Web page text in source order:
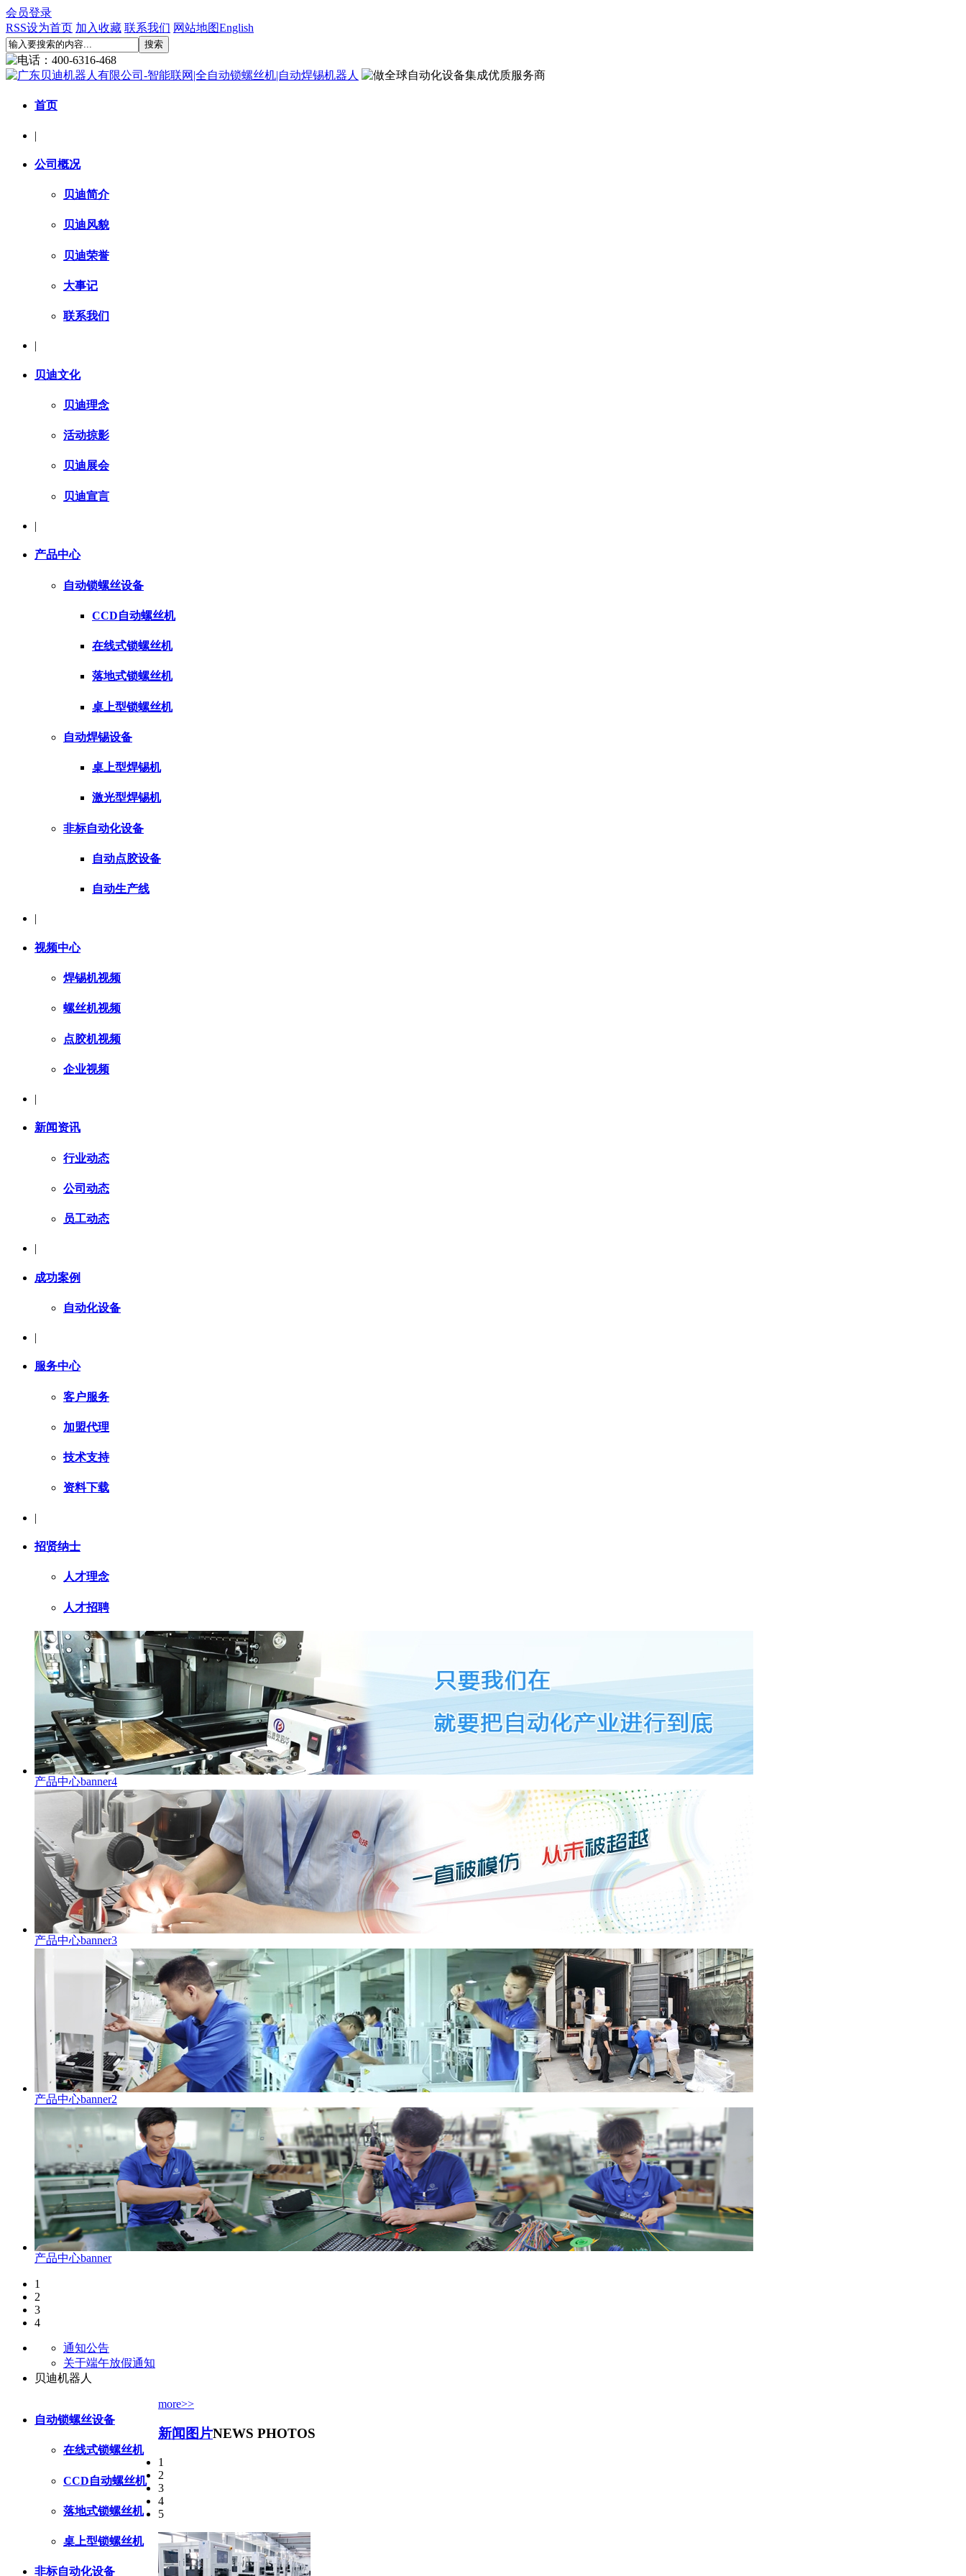
会员登录
RSS设为首页 加入收藏 联系我们 网站地图English
首页
|
公司概况
贝迪简介
贝迪风貌
贝迪荣誉
大事记
联系我们
|
贝迪文化
贝迪理念
活动掠影
贝迪展会
贝迪宣言
|
产品中心
自动锁螺丝设备
CCD自动螺丝机
在线式锁螺丝机
落地式锁螺丝机
桌上型锁螺丝机
自动焊锡设备
桌上型焊锡机
激光型焊锡机
非标自动化设备
自动点胶设备
自动生产线
|
视频中心
焊锡机视频
螺丝机视频
点胶机视频
企业视频
|
新闻资讯
行业动态
公司动态
员工动态
|
成功案例
自动化设备
|
服务中心
客户服务
加盟代理
技术支持
资料下载
|
招贤纳士
人才理念
人才招聘
产品中心banner4
产品中心banner3
产品中心banner2
产品中心banner
1
2
3
4
通知公告
关于端午放假通知
贝迪机器人
自动锁螺丝设备
在线式锁螺丝机
CCD自动螺丝机
落地式锁螺丝机
桌上型锁螺丝机
非标自动化设备
more>>
新闻图片NEWS PHOTOS
1
2
3
4
5